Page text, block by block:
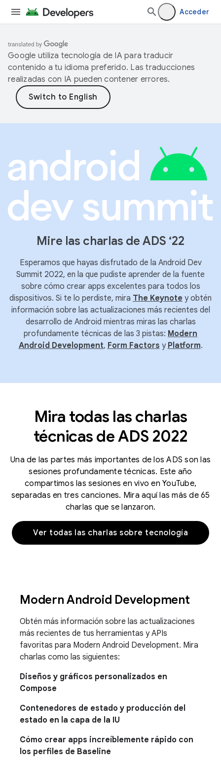
Acceder
Google utiliza tecnología de IA para traducir
contenido a tu idioma preferido. Las traducciones
realizadas con IA pueden contener errores.
Mire las charlas de ADS ‘22
Esperamos que hayas disfrutado de la Android Dev
Summit 2022, en la que pudiste aprender de la fuente
sobre cómo crear apps excelentes para todos los
dispositivos. Si te lo perdiste, mira The Keynote y obtén
información sobre las actualizaciones más recientes del
desarrollo de Android mientras miras las charlas
profundamente técnicas de las 3 pistas: Modern
Android Development, Form Factors y Platform.
Mira todas las charlas
técnicas de ADS 2022
Una de las partes más importantes de los ADS son las
sesiones profundamente técnicas. Este año
compartimos las sesiones en vivo en YouTube,
separadas en tres canciones. Mira aquí las más de 65
charlas que se lanzaron.
Ver todas las charlas sobre tecnología
Modern Android Development
Obtén más información sobre las actualizaciones
más recientes de tus herramientas y APIs
favoritas para Modern Android Development. Mira
charlas como las siguientes:
Diseños y gráficos personalizados en
Compose
Contenedores de estado y producción del
estado en la capa de la IU
Cómo crear apps increíblemente rápido con
los perfiles de Baseline